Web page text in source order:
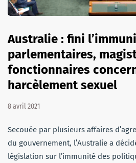
Australie : fini
parlementaires,
fonctionnaires
harcèlement sexuel
8 avril 2021
Secouée par plusieurs affaires
du gouvernement, l’Australie a
législation sur l’immunité des